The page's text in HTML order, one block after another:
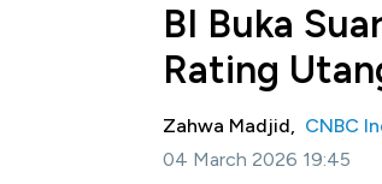
BI Buka
Rating
Zahwa Madjid, CNBC
04 March 2026 19:45